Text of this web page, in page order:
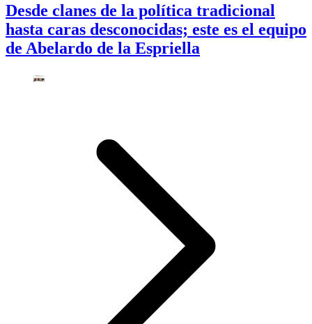
Desde clanes de la política tradicional
hasta caras desconocidas; este es el equipo
de Abelardo de la Espriella